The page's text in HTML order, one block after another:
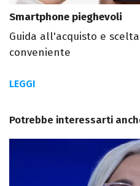
Smartphone pieghevoli
Guida all'acquisto e
conveniente
LEGGI
Potrebbe interessarti